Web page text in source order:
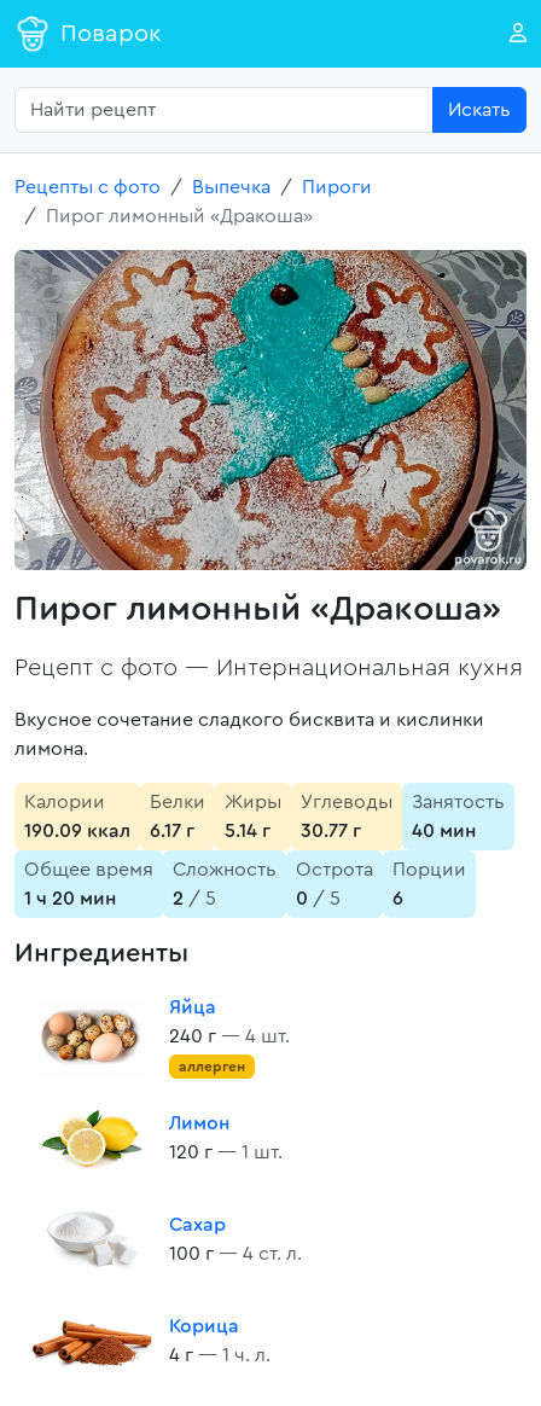
Поварок
Искать
Рецепты с фото Выпечка
Пироги
Пирог лимонный «Дракоша»
Пирог лимонный «Дракоша»
Рецепт с фото — Интернациональная кухня
Вкусное сочетание сладкого бисквита и кислинки
лимона.
Калории
190.09 ккал
Белки
6.17 г
Жиры
5.14 г
Углеводы
30.77 г
Занятость
40 мин
Общее время
1 ч 20 мин
Сложность
2 / 5
Острота
0 / 5
Порции
6
Ингредиенты
Яйца
240 г — 4 шт.
аллерген
Лимон
120 г — 1 шт.
Сахар
100 г — 4 ст. л.
Корица
4 г — 1 ч. л.